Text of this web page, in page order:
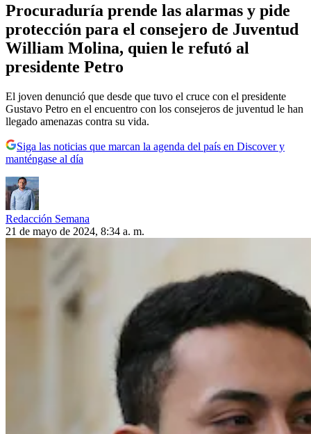
Procuraduría prende las alarmas y pide
protección para el consejero de Juventud
William Molina, quien le refutó al
presidente Petro
El joven denunció que desde que tuvo el cruce con el presidente
Gustavo Petro en el encuentro con los consejeros de juventud le han
llegado amenazas contra su vida.
Siga las noticias que marcan la agenda del país en Discover y
manténgase al día
Redacción Semana
21 de mayo de 2024, 8:34 a. m.